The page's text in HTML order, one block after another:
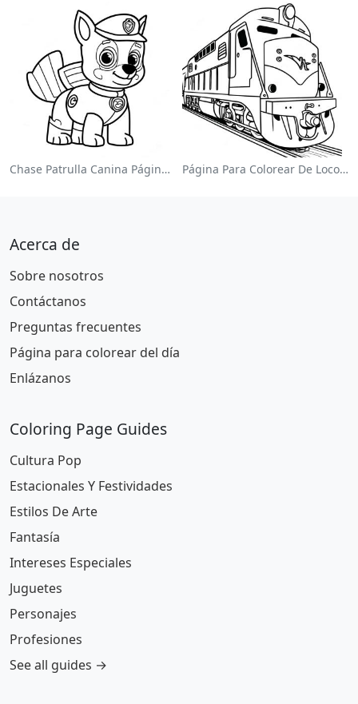
Chase Patrulla Canina Página Para Colorear Página Para Colorear De Locomotora Colorida
Acerca de
Sobre nosotros
Contáctanos
Preguntas frecuentes
Página para colorear del día
Enlázanos
Coloring Page Guides
Cultura Pop
Estacionales Y Festividades
Estilos De Arte
Fantasía
Intereses Especiales
Juguetes
Personajes
Profesiones
See all guides →